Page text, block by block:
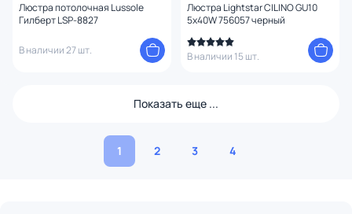
Люстра потолочная Lussole
Гилберт LSP-8827
В наличии 27 шт.
Люстра Lightstar CILINO GU10
5х40W 756057 черный
В наличии 15 шт.
Показать еще ...
1 2 3 4